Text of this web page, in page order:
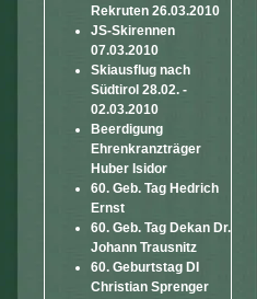
Rekruten 26.03.2010
JS-Skirennen
07.03.2010
Skiausflug nach
Südtirol 28.02. -
02.03.2010
Beerdigung
Ehrenkranzträger
Huber Isidor
60. Geb. Tag Hedrich
Ernst
60. Geb. Tag Dekan Dr.
Johann Trausnitz
60. Geburtstag DI
Christian Sprenger